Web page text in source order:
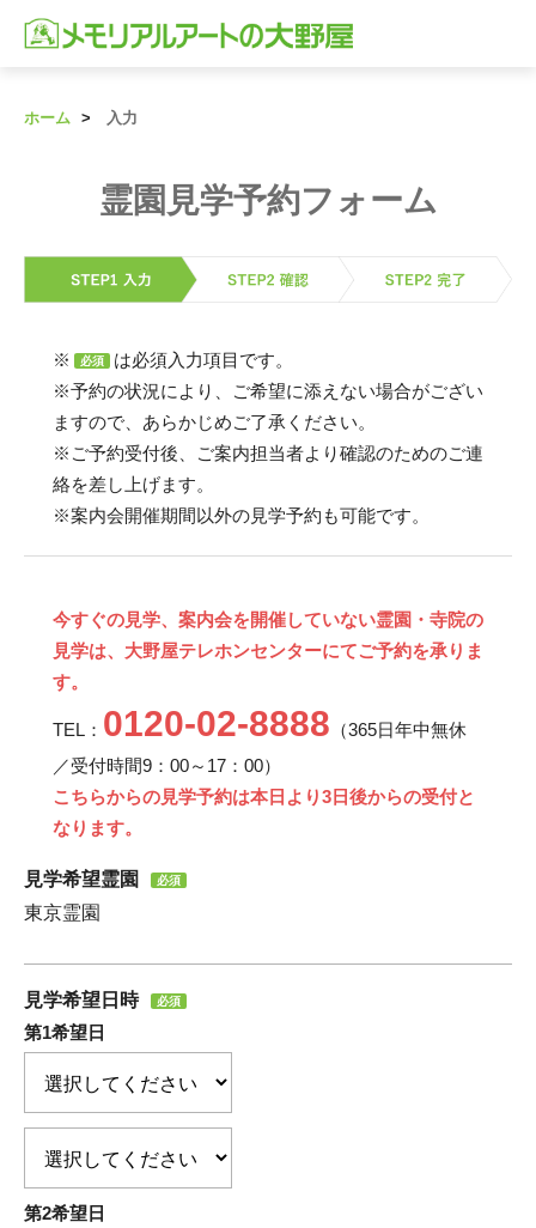
ホーム 入力
霊園見学予約フォーム
※ 必須
は必須入力項目です。
※予約の状況により、ご希望に添えない場合がござい
ますので、あらかじめご了承ください。
※ご予約受付後、ご案内担当者より確認のためのご連
絡を差し上げます。
※案内会開催期間以外の見学予約も可能です。
今すぐの見学、案内会を開催していない霊園・寺院の
見学は、大野屋テレホンセンターにてご予約を承りま
す。
TEL： 0120-02-8888 （365日年中無休
／受付時間9：00～17：00）
こちらからの見学予約は本日より3日後からの受付と
なります。
見学希望霊園 必須
東京霊園
見学希望日時 必須
第1希望日
第2希望日